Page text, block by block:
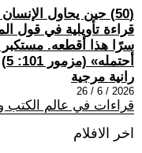
(50) حين يحاول
قراءة تأويلية في قول
سرًا هذا أقطعه. مستكبر
أحتمله» (مزمور 101: 5)
رانية مرجية
2026 / 6 / 26
قراءات في عالم الكتب
اخر الافلام